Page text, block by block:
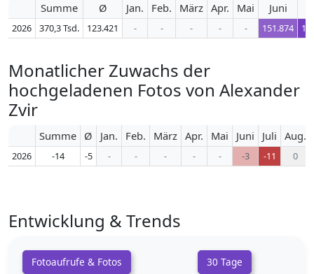
Summe Ø Jan. Feb. März Apr. Mai Juni
2026 370,3 Tsd. 123.421 - - - - - 151.874
Monatlicher Zuwachs der
hochgeladenen Fotos von Alexander
Zvir
Summe Ø Jan. Feb. März Apr. Mai Juni Juli Aug.
2026 -14 -5 - - - - - -3 -11 0
Entwicklung & Trends
Fotoaufrufe & Fotos 30 Tage